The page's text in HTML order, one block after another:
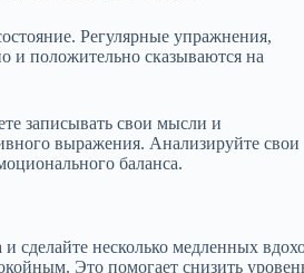
Регулярные упражнения,
и положительно сказываются на
записывать свои мысли и
выражения. Анализируйте свои
баланса.
сделайте несколько медленных
Это помогает снизить